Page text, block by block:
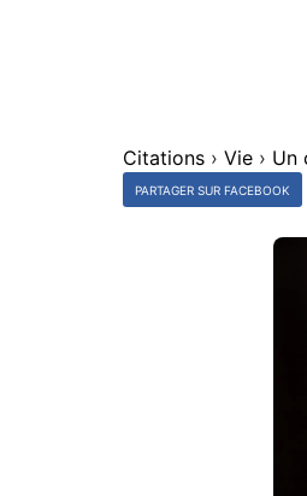
Citations › Vie ›
PARTAGER SUR FACEBOOK